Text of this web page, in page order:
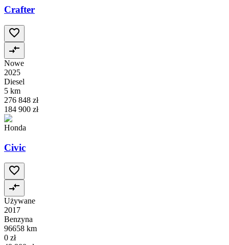
Crafter
Nowe
2025
Diesel
5 km
276 848 zł
184 900 zł
Honda
Civic
Używane
2017
Benzyna
96658 km
0 zł